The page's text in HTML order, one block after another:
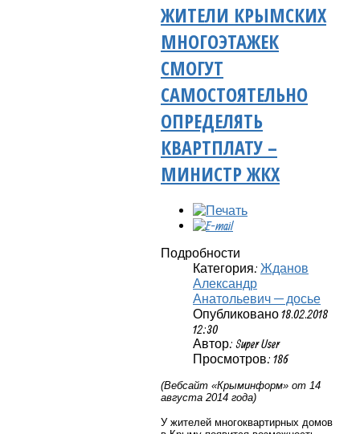
ЖИТЕЛИ КРЫМСКИХ
МНОГОЭТАЖЕК
СМОГУТ
САМОСТОЯТЕЛЬНО
ОПРЕДЕЛЯТЬ
КВАРТПЛАТУ –
МИНИСТР ЖКХ
Подробности
Категория: Жданов
Александр
Анатольевич — досье
Опубликовано 18.02.2018
12:30
Автор: Super User
Просмотров: 186
(Вебсайт «Крыминформ» от 14
августа 2014 года)
У жителей многоквартирных домов